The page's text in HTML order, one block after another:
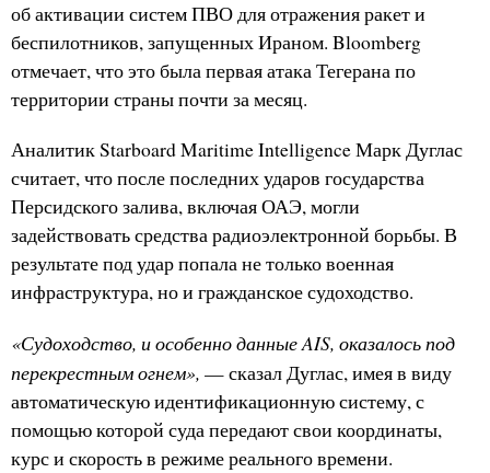
об активации систем ПВО для отражения ракет и
беспилотников, запущенных Ираном. Bloomberg
отмечает, что это была первая атака Тегерана по
территории страны почти за месяц.
Аналитик Starboard Maritime Intelligence Марк Дуглас
считает, что после последних ударов государства
Персидского залива, включая ОАЭ, могли
задействовать средства радиоэлектронной борьбы. В
результате под удар попала не только военная
инфраструктура, но и гражданское судоходство.
«Судоходство, и особенно данные AIS, оказалось под
перекрестным огнем», — сказал Дуглас, имея в виду
автоматическую идентификационную систему, с
помощью которой суда передают свои координаты,
курс и скорость в режиме реального времени.